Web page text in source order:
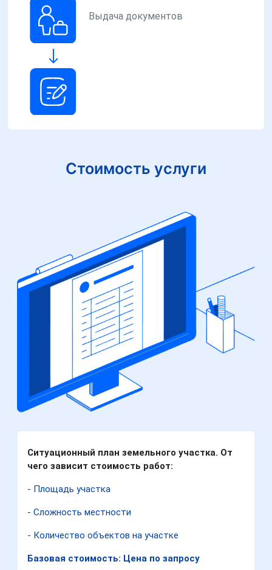
Выдача документов
Стоимость услуги
Ситуационный план земельного участка. От
чего зависит стоимость работ:
- Площадь участка
- Сложность местности
- Количество объектов на участке
Базовая стоимость: Цена по запросу